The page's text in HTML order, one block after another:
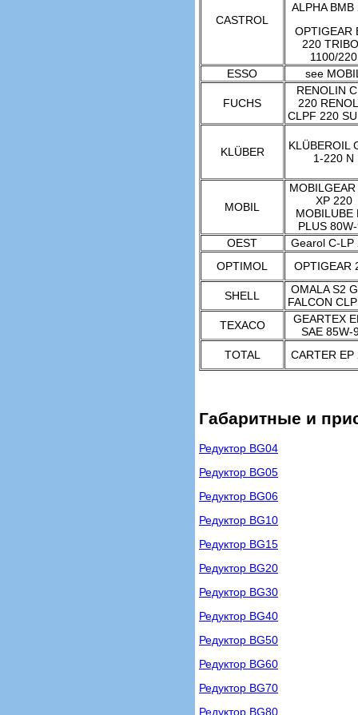
CASTROL
ALPHA BMB
OPTIGEAR
220
1100/220
ESSO
see
FUCHS
RENOLIN
220
CLPF 220
KLÜBER
KLÜBEROIL
1-220 N
MOBIL
XP 220
MOBILUBE
PLUS
OEST
Gearol C-LP
OPTIMOL
OPTIGEAR
SHELL
OMALA S2
FALCON
TEXACO
GEARTEX
SAE 85W-
TOTAL
CARTER EP
Габаритные и
Редуктор BG04
Редуктор BG05
Редуктор BG06
Редуктор BG10
Редуктор BG15
Редуктор BG20
Редуктор BG30
Редуктор BG40
Редуктор BG50
Редуктор BG60
Редуктор BG70
Редуктор BG80